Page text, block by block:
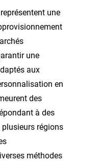
représentent une
une
aux
en
des
à des
régions
méthodes